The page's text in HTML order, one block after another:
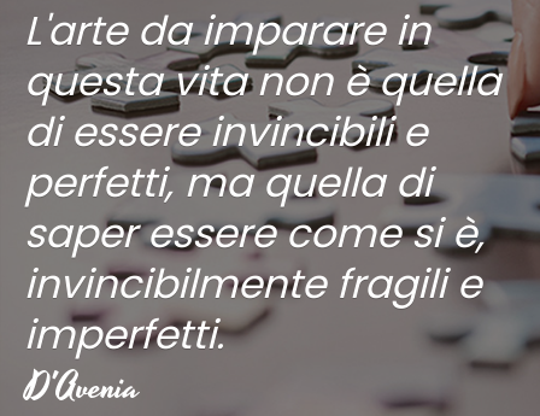
L'arte da imparare in
questa vita non è quella
di essere invincibili e
perfetti, ma quella di
saper essere come si è,
invincibilmente fragili e
imperfetti.
D'Avenia